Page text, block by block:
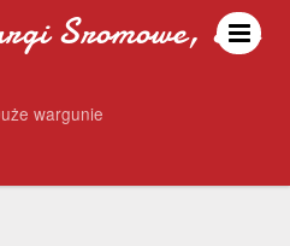
Sromowe, Sex
wargunie